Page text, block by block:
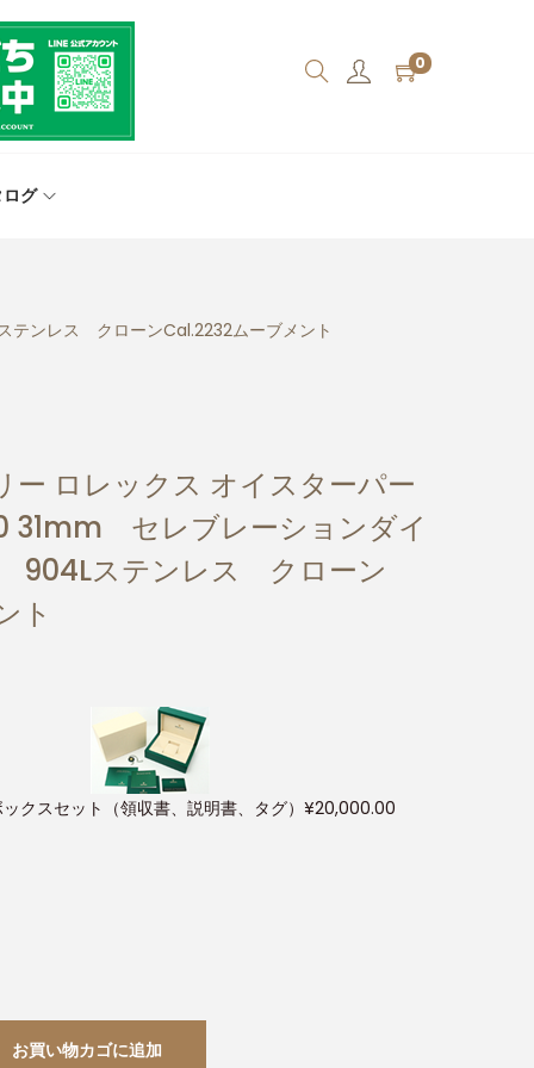
0
ログ
テンレス クローンCal.2232ムーブメント
ー ロレックス オイスターパー
31mm セレブレーションダイ
904Lステンレス クローン
ト
クスセット（領収書、説明書、タグ） ¥20,000.00
お買い物カゴに追加